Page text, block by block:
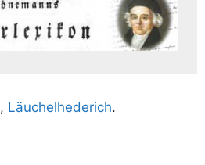
, Läu­chel­he­de­rich.